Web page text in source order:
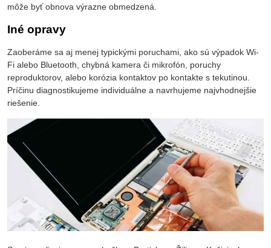
môže byť obnova výrazne obmedzená.
Iné opravy
Zaoberáme sa aj menej typickými poruchami, ako sú výpadok Wi-
Fi alebo Bluetooth, chybná kamera či mikrofón, poruchy
reproduktorov, alebo korózia kontaktov po kontakte s tekutinou.
Príčinu diagnostikujeme individuálne a navrhujeme najvhodnejšie
riešenie.